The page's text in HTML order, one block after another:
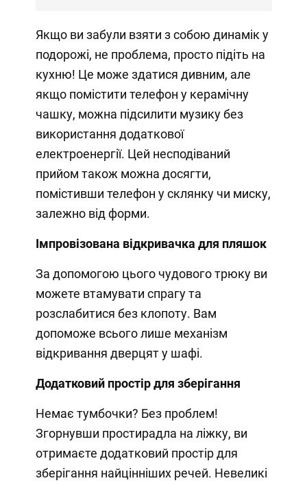
Якщо ви забули взяти з собою динамік у
подорожі, не проблема, просто підіть на
кухню! Це може здатися дивним, але
якщо помістити телефон у керамічну
чашку, можна підсилити музику без
використання додаткової
електроенергії. Цей несподіваний
прийом також можна досягти,
помістивши телефон у склянку чи миску,
залежно від форми.
Імпровізована відкривачка для пляшок
За допомогою цього чудового трюку ви
можете втамувати спрагу та
розслабитися без клопоту. Вам
допоможе всього лише механізм
відкривання дверцят у шафі.
Додатковий простір для зберігання
Немає тумбочки? Без проблем!
Згорнувши простирадла на ліжку, ви
отримаєте додатковий простір для
зберігання найцінніших речей. Невеликі